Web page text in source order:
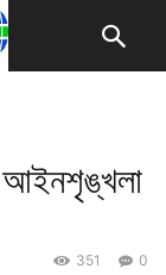
আইনশৃঙ্খলা
0
351